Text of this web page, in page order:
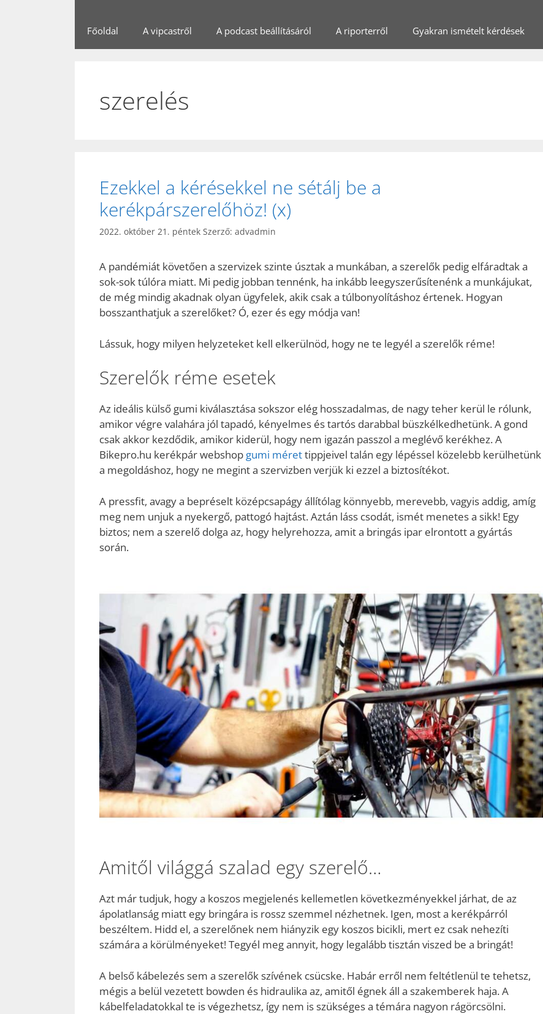
Főoldal A vipcastről A podcast beállításáról A riporterről Gyakran ismételt kérdések
szerelés
Ezekkel a kérésekkel ne sétálj be a
kerékpárszerelőhöz! (x)
2022. október 21. péntek Szerző: advadmin
A pandémiát követően a szervizek szinte úsztak a munkában, a szerelők pedig elfáradtak a
sok-sok túlóra miatt. Mi pedig jobban tennénk, ha inkább leegyszerűsítenénk a munkájukat,
de még mindig akadnak olyan ügyfelek, akik csak a túlbonyolításhoz értenek. Hogyan
bosszanthatjuk a szerelőket? Ó, ezer és egy módja van!
Lássuk, hogy milyen helyzeteket kell elkerülnöd, hogy ne te legyél a szerelők réme!
Szerelők réme esetek
Az ideális külső gumi kiválasztása sokszor elég hosszadalmas, de nagy teher kerül le rólunk,
amikor végre valahára jól tapadó, kényelmes és tartós darabbal büszkélkedhetünk. A gond
csak akkor kezdődik, amikor kiderül, hogy nem igazán passzol a meglévő kerékhez. A
Bikepro.hu kerékpár webshop gumi mérettippjeivel talán egy lépéssel közelebb kerülhetünk
a megoldáshoz, hogy ne megint a szervizben verjük ki ezzel a biztosítékot.
A pressfit, avagy a bepréselt középcsapágy állítólag könnyebb, merevebb, vagyis addig, amíg
meg nem unjuk a nyekergő, pattogó hajtást. Aztán láss csodát, ismét menetes a sikk! Egy
biztos; nem a szerelő dolga az, hogy helyrehozza, amit a bringás ipar elrontott a gyártás
során.
Amitől világgá szalad egy szerelő…
Azt már tudjuk, hogy a koszos megjelenés kellemetlen következményekkel járhat, de az
ápolatlanság miatt egy bringára is rossz szemmel nézhetnek. Igen, most a kerékpárról
beszéltem. Hidd el, a szerelőnek nem hiányzik egy koszos bicikli, mert ez csak nehezíti
számára a körülményeket! Tegyél meg annyit, hogy legalább tisztán viszed be a bringát!
A belső kábelezés sem a szerelők szívének csücske. Habár erről nem feltétlenül te tehetsz,
mégis a belül vezetett bowden és hidraulika az, amitől égnek áll a szakemberek haja. A
kábelfeladatokkal te is végezhetsz, így nem is szükséges a témára nagyon rágörcsölni.